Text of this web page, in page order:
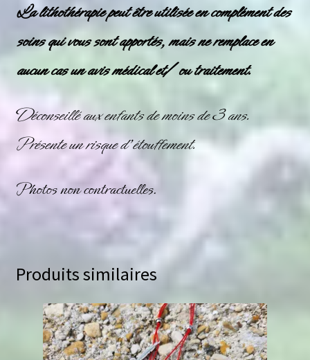
La lithothérapie peut être utilisée en complément des
soins qui vous sont apportés, mais ne remplace en
aucun cas un avis médical et/ ou traitement.
Déconseillé aux enfants de moins de 3 ans.
Présente un risque d’étouffement.
Photos non contractuelles.
Produits similaires